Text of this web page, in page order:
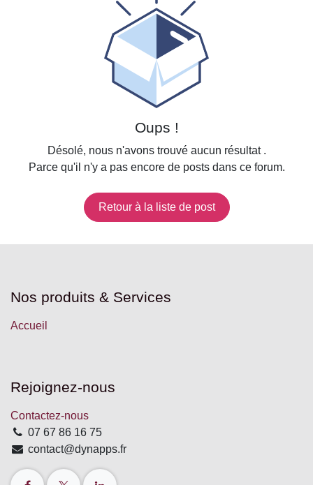
Oups !
Désolé, nous n'avons trouvé aucun résultat .
Parce qu'il n'y a pas encore de posts dans ce forum.
Retour à la liste de post
Nos produits & Services
Accueil
Rejoignez-nous
Contactez-nous
07 67 86 16 75
contact@dynapps.fr